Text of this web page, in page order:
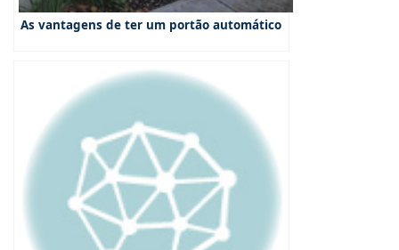
As vantagens de ter um portão automático